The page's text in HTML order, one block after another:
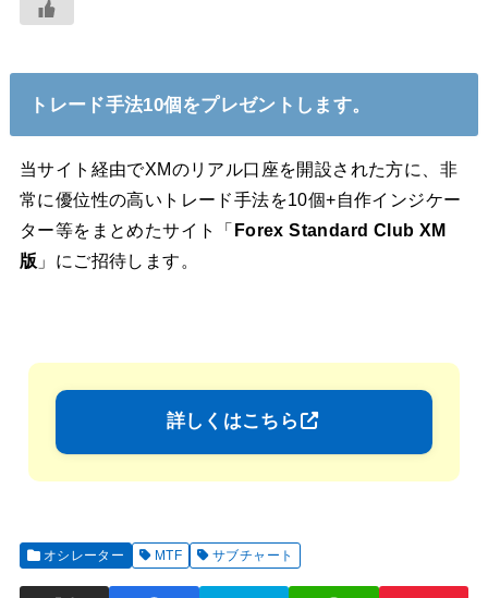
トレード手法10個をプレゼントします。
当サイト経由でXMのリアル口座を開設された方に、非
常に優位性の高いトレード手法を10個+自作インジケー
ター等をまとめたサイト「 Forex Standard Club XM
版 」にご招待します。
詳しくはこちら
オシレーター MTF サブチャート